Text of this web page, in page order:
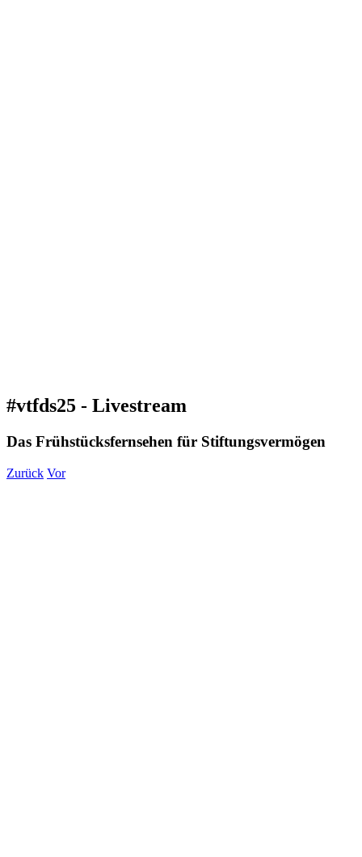
#vtfds25 - Livestream
Das Frühstücksfernsehen für Stiftungsvermögen
Zurück Vor